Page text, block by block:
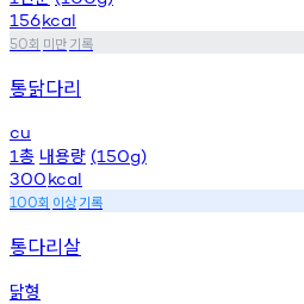
156kcal
50회 미만기록
통닭다리
cu
1총 내용량 (150g)
300kcal
100회 이상기록
통다리살
닭형